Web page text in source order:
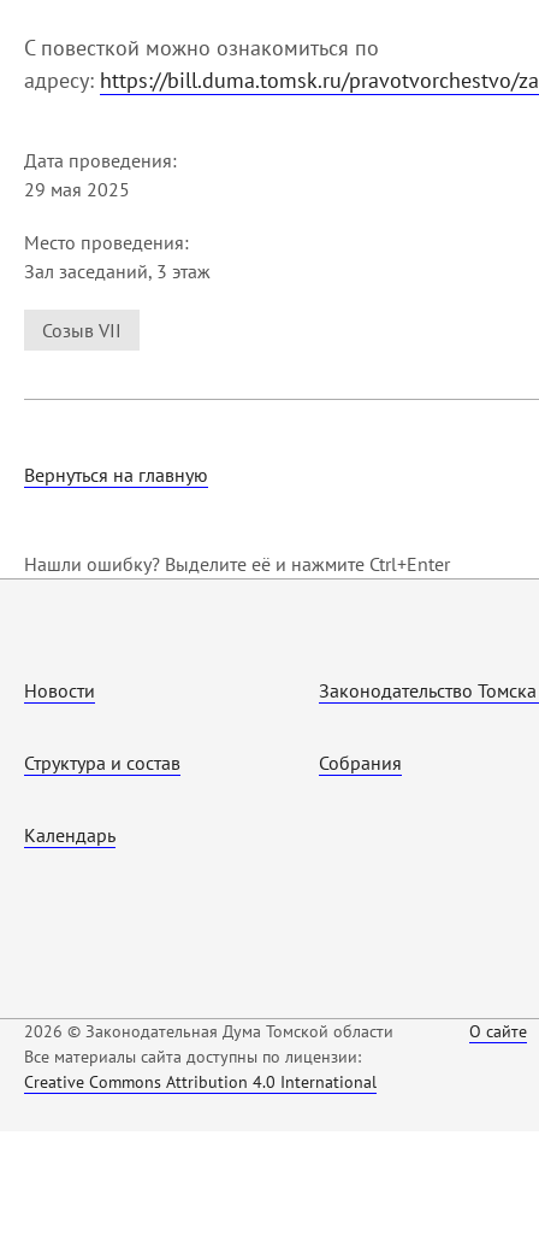
С повесткой можно ознакомиться по
адресу: https://bill.duma.tomsk.ru/pravotvorchestvo/
Дата проведения:
29 мая 2025
Место проведения:
Зал заседаний, 3 этаж
Созыв VII
Вернуться на главную
Нашли ошибку? Выделите её и нажмите Ctrl+Enter
Новости
Структура и состав
Календарь
Законодательство
Собрания
2026 © Законодательная Дума Томской области
Все материалы сайта доступны по лицензии:
Creative Commons Attribution 4.0 International
О сайте